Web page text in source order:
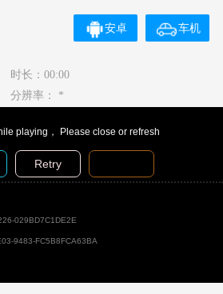
车机
安卓
时长：00:00
分辨率： *
playing， Please close or refresh
Retry
029BD7C1DE2E
9483-FC5B8FCA63BA